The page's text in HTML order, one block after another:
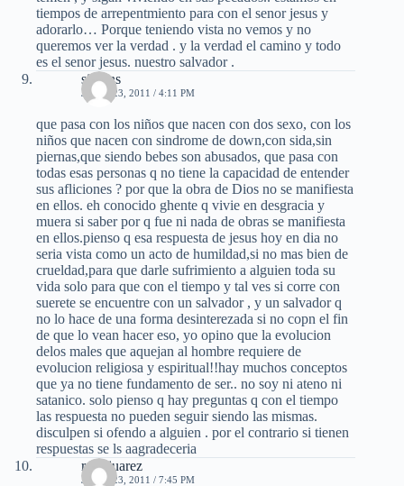
tiempos de arrepentmiento para con el senor jesus y
adorarlo… Porque teniendo vista no vemos y no
queremos ver la verdad . y la verdad el camino y todo
es el senor jesus. nuestro salvador .
simons
JUNIO 23, 2011 / 4:11 PM
que pasa con los niños que nacen con dos sexo, con los
niños que nacen con sindrome de down,con sida,sin
piernas,que siendo bebes son abusados, que pasa con
todas esas personas q no tiene la capacidad de entender
sus afliciones ? por que la obra de Dios no se manifiesta
en ellos. eh conocido ghente q vivie en desgracia y
muera si saber por q fue ni nada de obras se manifiesta
en ellos.pienso q esa respuesta de jesus hoy en dia no
seria vista como un acto de humildad,si no mas bien de
crueldad,para que darle sufrimiento a alguien toda su
vida solo para que con el tiempo y tal ves si corre con
suerete se encuentre con un salvador , y un salvador q
no lo hace de una forma desinterezada si no copn el fin
de que lo vean hacer eso, yo opino que la evolucion
delos males que aquejan al hombre requiere de
evolucion religiosa y espiritual!!hay muchos conceptos
que ya no tiene fundamento de ser.. no soy ni ateno ni
satanico. solo pienso q hay preguntas q con el tiempo
las respuesta no pueden seguir siendo las mismas.
disculpen si ofendo a alguien . por el contrario si tienen
respuestas se ls aagradeceria
rosa juarez
JUNIO 23, 2011 / 7:45 PM